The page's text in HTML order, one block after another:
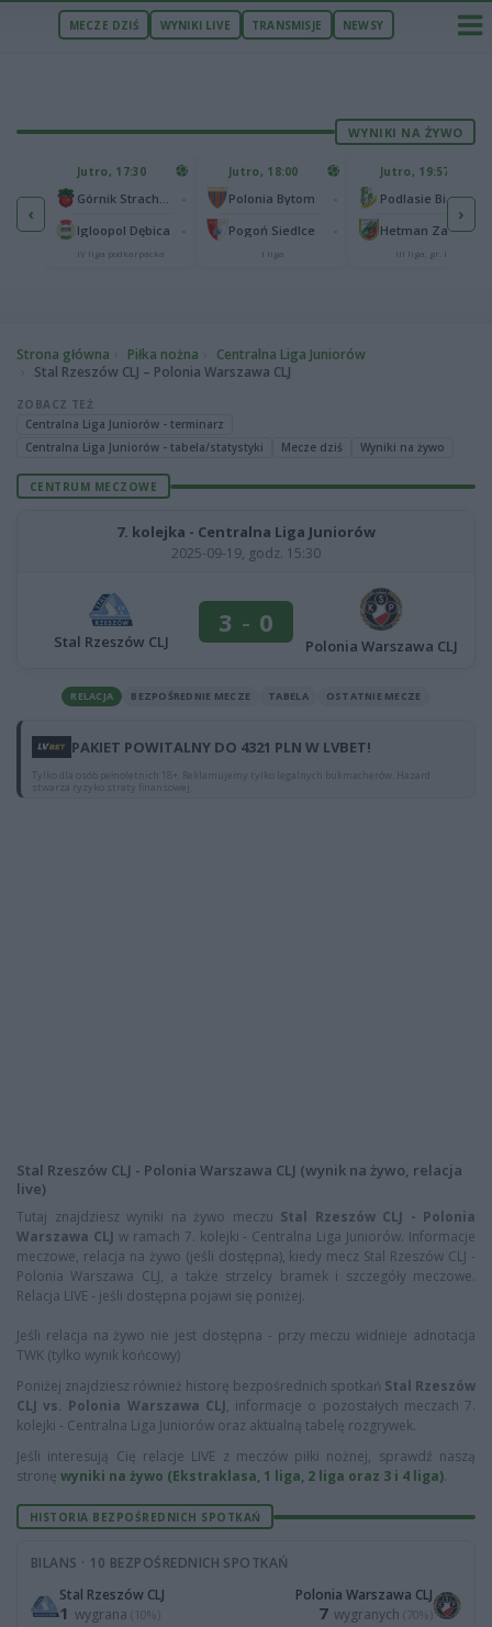
MECZE DZIŚ WYNIKI LIVE TRANSMISJE NEWSY
WYNIKI NA ŻYWO
‹
65
25
Jutro, 17:30
Igloopol Dębica
IV liga podkarpacka
Jutro, 18:00
Polonia Bytom
Pogoń Siedlce
I liga
Jutro, 19:57
Podlasie Biała Podlaska
Hetman Zamość
III liga, gr. IV
›
Strona główna Piłka nożna
Centralna Liga Juniorów
Stal Rzeszów CLJ – Polonia Warszawa CLJ
ZOBACZ TEŻ
Centralna Liga Juniorów - terminarz
Centralna Liga Juniorów - tabela/statystyki
Mecze dziś Wyniki na żywo
CENTRUM MECZOWE
7. kolejka - Centralna Liga Juniorów
2025-09-19, godz. 15:30
Stal Rzeszów CLJ
3 - 0
Polonia Warszawa CLJ
RELACJA BEZPOŚREDNIE MECZE TABELA OSTATNIE MECZE
PAKIET POWITALNY DO 4321 PLN W LVBET!
Tylko dla osób pełnoletnich 18+. Reklamujemy tylko legalnych bukmacherów. Hazard
stwarza ryzyko straty finansowej.
Stal Rzeszów CLJ - Polonia Warszawa CLJ (wynik na żywo, relacja
live)
Tutaj znajdziesz wyniki na żywo meczu Stal Rzeszów CLJ - Polonia
Warszawa CLJ w ramach 7. kolejki - Centralna Liga Juniorów. Informacje
meczowe, relacja na żywo (jeśli dostępna), kiedy mecz Stal Rzeszów CLJ -
Polonia Warszawa CLJ, a także strzelcy bramek i szczegóły meczowe.
Relacja LIVE - jeśli dostępna pojawi się poniżej.
Jeśli relacja na żywo nie jest dostępna - przy meczu widnieje adnotacja
TWK (tylko wynik końcowy)
Poniżej znajdziesz również historę bezpośrednich spotkań Stal Rzeszów
CLJ vs. Polonia Warszawa CLJ, informacje o pozostałych meczach 7.
kolejki - Centralna Liga Juniorów oraz aktualną tabelę rozgrywek.
Jeśli interesują Cię relacje LIVE z meczów piłki nożnej, sprawdź naszą
stronę wyniki na żywo (Ekstraklasa, 1 liga, 2 liga oraz 3 i 4 liga).
HISTORIA BEZPOŚREDNICH SPOTKAŃ
BILANS · 10 BEZPOŚREDNICH SPOTKAŃ
Stal Rzeszów CLJ
1 wygrana (10%)
Polonia Warszawa CLJ
7 wygranych (70%)